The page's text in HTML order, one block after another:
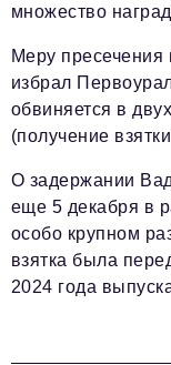
ТОП-100
Телефон редакции:
Электронные
Информационный
info@business-
Отдел рекламы
reklama@business-
Отдел
podpiska@business-
множество
Меру пресечения
избрал
обвиняется в
(получение
О задержании
еще 5 декабря в
особо крупном
взятка была
2024 года